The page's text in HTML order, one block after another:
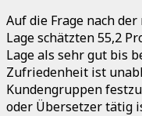
Auf die Frage nach
Lage schätzten 55,2
Lage als sehr gut bis
Zufriedenheit ist
Kundengruppen
oder Übersetzer tätig